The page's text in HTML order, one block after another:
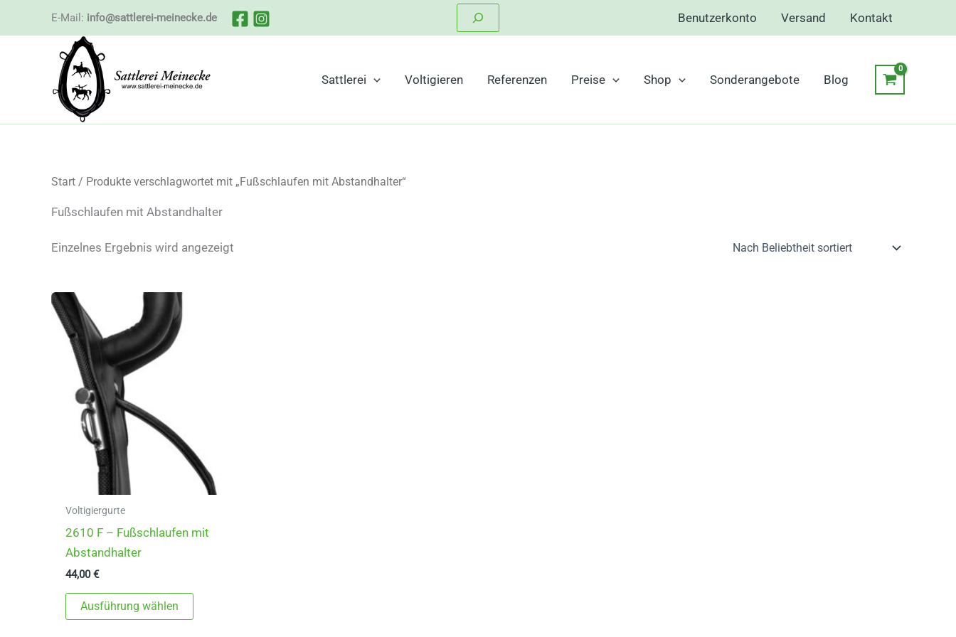
E-Mail: info@sattlerei-meinecke.de Benutzerkonto Versand Kontakt
Sattlerei Voltigieren Referenzen Preise Shop Sonderangebote Blog
Start / Produkte verschlagwortet mit „Fußschlaufen mit Abstandhalter“
Fußschlaufen mit Abstandhalter
Einzelnes Ergebnis wird angezeigt
Voltigiergurte
2610 F – Fußschlaufen mit
Abstandhalter
44,00€
Ausführung wählen
Dieses
Produkt